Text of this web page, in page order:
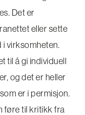
Det er
eller sette
i virksomheten.
til å gi individuell
og det er heller
er i permisjon.
føre til kritikk fra